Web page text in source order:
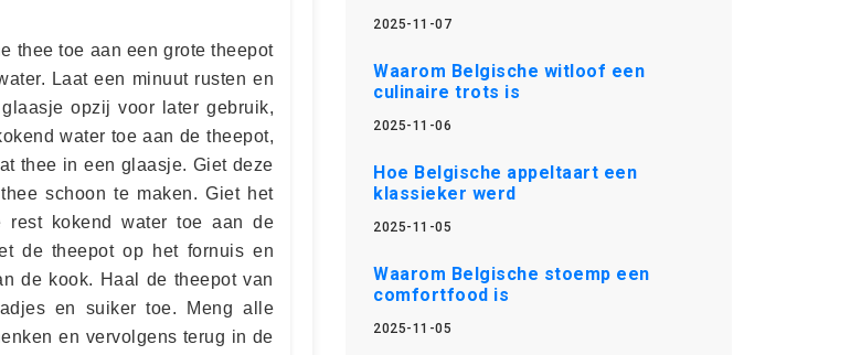
thee toe aan een grote theepot
Laat een minuut rusten en
opzij voor later gebruik,
water toe aan de theepot,
thee in een glaasje. Giet deze
schoon te maken. Giet het
rest kokend water toe aan de
de theepot op het fornuis en
de kook. Haal de theepot van
en suiker toe. Meng alle
en vervolgens terug in de
2025-11-07
Waarom Belgische witloof een
culinaire trots is
2025-11-06
Hoe Belgische appeltaart een
klassieker werd
2025-11-05
Waarom Belgische stoemp een
comfortfood is
2025-11-05